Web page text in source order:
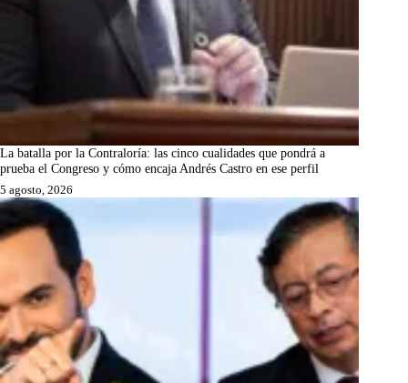
La batalla por la Contraloría: las cinco cualidades que pondrá a
prueba el Congreso y cómo encaja Andrés Castro en ese perfil
5 agosto, 2026